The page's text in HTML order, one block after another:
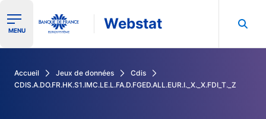
Ouvrir le menu de navigation
MENU Webstat
Accueil Jeux de données
Cdis
CDIS.A.DO.FR.HK.S1.IMC.LE.L.FA.D.FGED.ALL.EUR.I._X._X.FDI_T._Z